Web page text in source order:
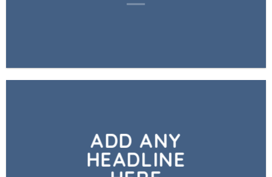
ADD ANY
HEADLINE